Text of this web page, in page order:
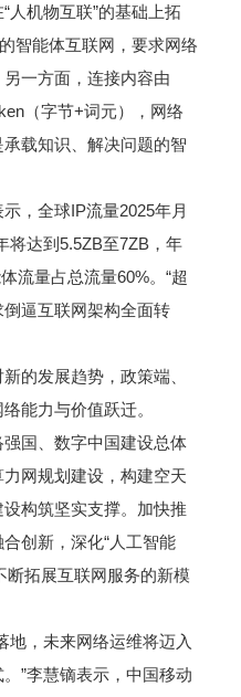
人机物互联”的基础上拓
智能体互联网，要求网络
一方面，连接内容由
（字节+词元），网络
载知识、解决问题的智
，全球IP流量2025年月
将达到5.5ZB至7ZB，年
流量占总流量60%。“超
逼互联网架构全面转
发展趋势，政策端、
能力与价值跃迁。
国、数字中国建设总体
网规划建设，构建空天
构筑坚实支撑。加快推
创新，深化“人工智能
断拓展互联网服务的新模
，未来网络运维将迈入
”李慧镝表示，中国移动